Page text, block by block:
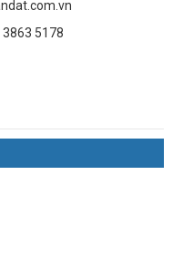
3863 5178